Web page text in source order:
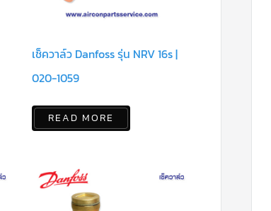
เช็ควาล์ว Danfoss รุ่น NRV 16s |
020-1059
READ MORE